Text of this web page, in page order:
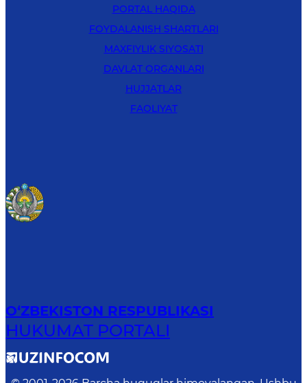
PORTAL HAQIDA
FOYDALANISH SHARTLARI
MAXFIYLIK SIYOSATI
DAVLAT ORGANLARI
HUJJATLAR
FAOLIYAT
O‘ZBEKISTON RESPUBLIKASI
HUKUMAT PORTALI